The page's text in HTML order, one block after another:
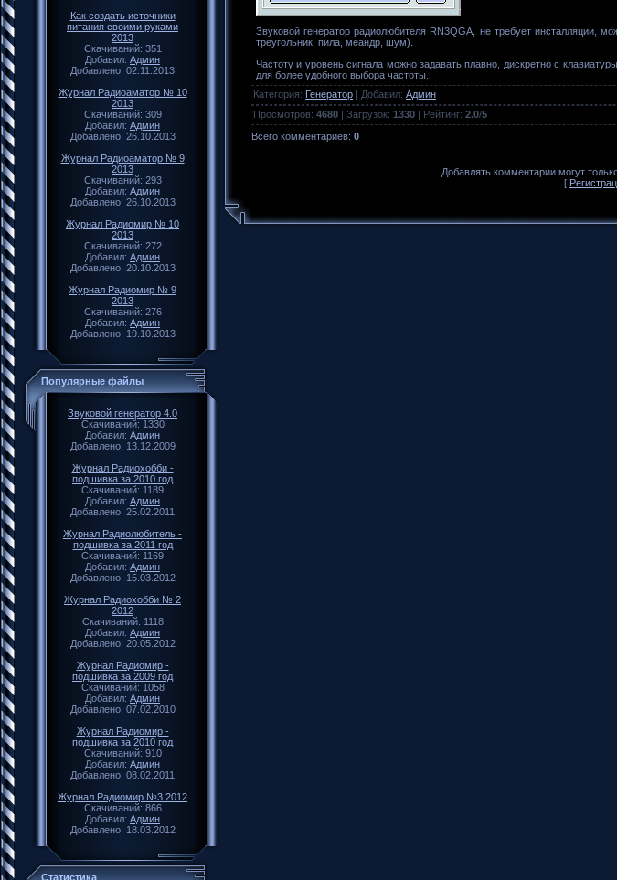
Как создать источники
питания своими руками
2013
Скачиваний: 351
Добавил: Админ
Добавлено: 02.11.2013
Журнал Радиоаматор № 10
2013
Скачиваний: 309
Добавил: Админ
Добавлено: 26.10.2013
Журнал Радиоаматор № 9
2013
Скачиваний: 293
Добавил: Админ
Добавлено: 26.10.2013
Журнал Радиомир № 10
2013
Скачиваний: 272
Добавил: Админ
Добавлено: 20.10.2013
Журнал Радиомир № 9
2013
Скачиваний: 276
Добавил: Админ
Добавлено: 19.10.2013
Популярные файлы
Звуковой генератор 4.0
Скачиваний: 1330
Добавил: Админ
Добавлено: 13.12.2009
Журнал Радиохобби -
подшивка за 2010 год
Скачиваний: 1189
Добавил: Админ
Добавлено: 25.02.2011
Журнал Радиолюбитель -
подшивка за 2011 год
Скачиваний: 1169
Добавил: Админ
Добавлено: 15.03.2012
Журнал Радиохобби № 2
2012
Скачиваний: 1118
Добавил: Админ
Добавлено: 20.05.2012
Журнал Радиомир -
подшивка за 2009 год
Скачиваний: 1058
Добавил: Админ
Добавлено: 07.02.2010
Журнал Радиомир -
подшивка за 2010 год
Скачиваний: 910
Добавил: Админ
Добавлено: 08.02.2011
Журнал Радиомир №3 2012
Скачиваний: 866
Добавил: Админ
Добавлено: 18.03.2012
Статистика
Звуковой генератор радиолюбителя RN3QGA, не требует инсталляции,
треугольник, пила, меандр, шум).
Частоту и уровень сигнала можно задавать плавно, дискретно с
для более удобного выбора частоты.
Категория: Генератор | Добавил: Админ
Просмотров: 4680 | Загрузок: 1330 | Рейтинг: 2.0/5
Всего комментариев: 0
Добавлять комментарии могут
[